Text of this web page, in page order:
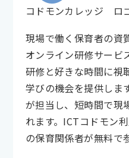
コドモンカレッジ ロ
現場で働く保育者の資
オンライン研修サービ
研修と好きな時間に視
学びの機会を提供しま
が担当し、短時間で現
れます。ICTコドモン
の保育関係者が無料で